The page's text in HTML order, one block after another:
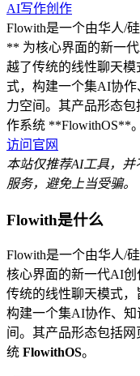
AI写作创作
Flowith是一个由华人/
** 为核心界面的新一
越了传统的线性聊天
式，构建一个集AI协
力空间。其产品形态
作系统 **FlowithOS**。
访问官网
本站仅推荐AI工具，
服务，避免上当受骗。
Flowith是什么
Flowith是一个由华人/
核心界面的新一代AI创
传统的线性聊天模式，
构建一个集AI协作、
间。其产品形态包括
统 FlowithOS。